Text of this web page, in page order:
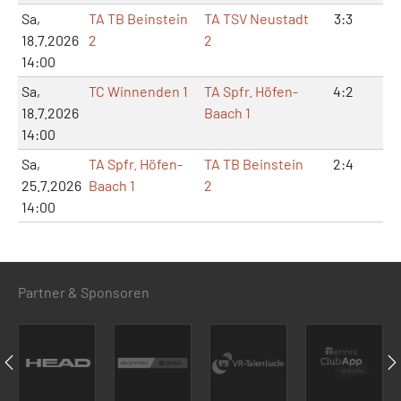
Sa,
18.7.2026
14:00
TA TB Beinstein
2
TA TSV Neustadt
2
3:3
Sa,
18.7.2026
14:00
TC Winnenden 1
TA Spfr. Höfen-
Baach 1
4:2
Sa,
25.7.2026
14:00
TA Spfr. Höfen-
Baach 1
TA TB Beinstein
2
2:4
Partner & Sponsoren